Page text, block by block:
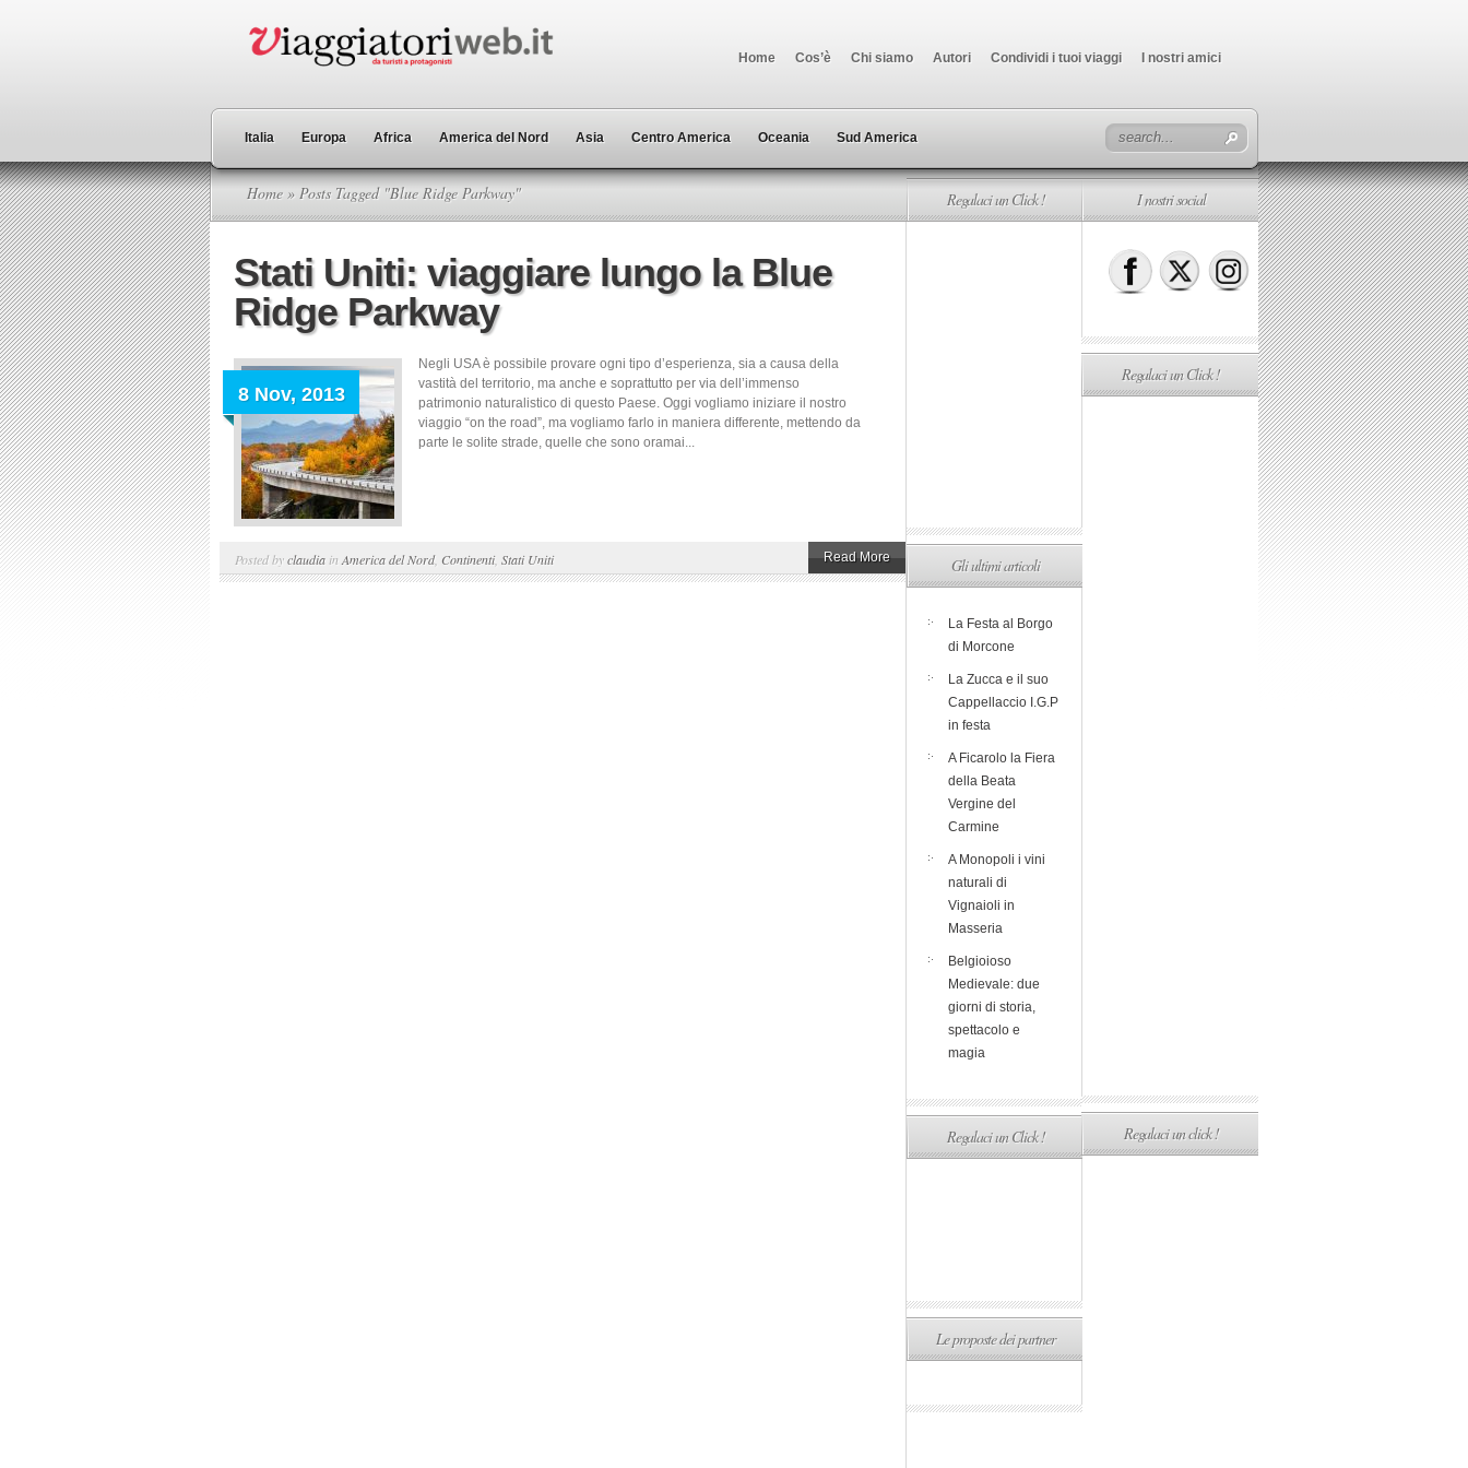
Home Cos’è Chi siamo Autori Condividi i tuoi viaggi I nostri amici
Italia Europa Africa America del Nord Asia Centro America Oceania Sud America
Home » Posts Tagged "Blue Ridge Parkway"
Stati Uniti: viaggiare lungo la Blue
Ridge Parkway
8 Nov, 2013
Negli USA è possibile provare ogni tipo d’esperienza, sia a causa della
vastità del territorio, ma anche e soprattutto per via dell’immenso
patrimonio naturalistico di questo Paese. Oggi vogliamo iniziare il nostro
viaggio “on the road”, ma vogliamo farlo in maniera differente, mettendo da
parte le solite strade, quelle che sono oramai...
Posted byclaudia in America del Nord, Continenti, Stati Uniti Read More
Regalaci un Click !
Gli ultimi articoli
La Festa al Borgo
di Morcone
La Zucca e il suo
Cappellaccio I.G.P
in festa
A Ficarolo la Fiera
della Beata
Vergine del
Carmine
A Monopoli i vini
naturali di
Vignaioli in
Masseria
Belgioioso
Medievale: due
giorni di storia,
spettacolo e
magia
Regalaci un Click !
Le proposte dei partner
I nostri social
Regalaci un Click !
Regalaci un click !